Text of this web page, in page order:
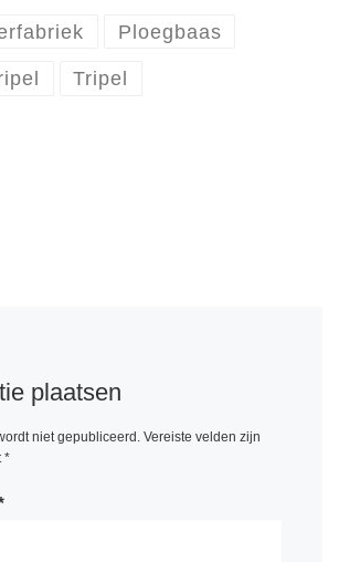
Ploegbaas
Tripel
plaatsen
niet gepubliceerd. Vereiste velden zijn
*